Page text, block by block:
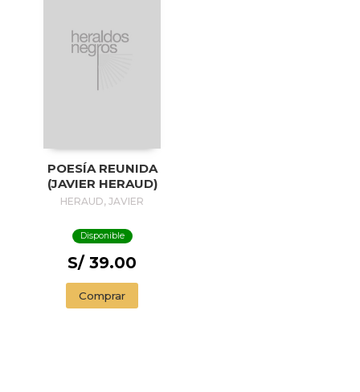
POESÍA REUNIDA
(JAVIER HERAUD)
HERAUD, JAVIER
Disponible
S/ 39.00
Comprar